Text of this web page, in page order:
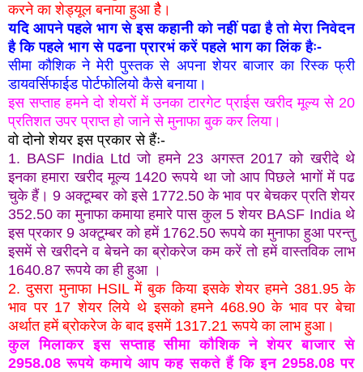
करने का शेड्यूल बनाया हुआ हैै।
यदि आपने पहले भाग से इस कहानी को नहीं पढा है तो मेरा निवेदन
है कि पहले भाग से पढना प्रारभं करें पहले भाग का लिंक हैः-
सीमा कौशिक ने मेरी पुस्तक से अपना शेयर बाजार का रिस्क फ्री
डायवर्सिफाईड पोर्टफोलियो कैसे बनाया।
इस सप्ताह हमने दो शेयरों में उनका टारगेट प्राईसखरीदमूल्य से 20
प्रतिशत उपर प्राप्त हो जाने से मुनाफा बुक कर लिया।
वो दोनो शेयर इस प्रकार से हैंः-
1. BASF India Ltd जो हमने 23 अगस्त 2017 को खरीदे थे
इनका हमारा खरीद मूल्य 1420 रूपये था जो आप पिछले भागों में पढ
चुके हैं। 9 अक्टूम्बर को इसे 1772.50 के भाव पर बेचकर प्रति शेयर
352.50 का मुनाफा कमाया हमारे पास कुल 5 शेयर BASF India थे
इस प्रकार 9 अक्टूम्बर को हमें 1762.50 रूपये का मुनाफा हुआ परन्तु
इसमें से खरीदने व बेचने का ब्रोकरेज कम करें तो हमें वास्तविक लाभ
1640.87 रूपये का ही हुआ ।
2. दुसरा मुनाफा HSIL में बुक किया इसके शेयर हमने 381.95 के
भाव पर 17 शेयर लिये थे इसको हमने 468.90 के भाव पर बेचा
अर्थात हमें ब्रोकरेज के बाद इसमें 1317.21 रूपये का लाभ हुआ।
कुल मिलाकर इस सप्ताह सीमा कौशिक ने शेयर बाजार से
2958.08 रूपये कमाये आप कह सकते हैं कि इन 2958.08 पर